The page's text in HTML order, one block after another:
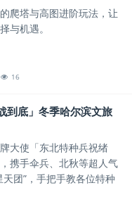
爬塔与高图进阶玩法，让
与机遇。
16
到底」冬季哈尔滨文旅
大使「东北特种兵祝绪
携手伞兵、北秋等超人气
团”，手把手教各位特种